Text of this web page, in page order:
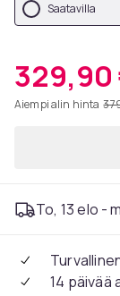
Saatavilla
329,90
Aiempi alin hinta
To, 13 elo -
14 päivää